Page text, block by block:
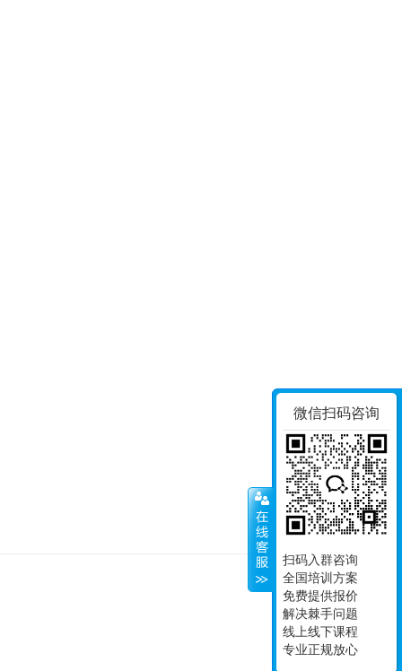
© Since 2008, 南
微信扫码咨询
扫码入群咨询
全国培训方案
免费提供报价
解决棘手问题
线上线下课程
专业正规放心